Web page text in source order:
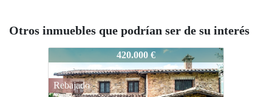
Otros inmuebles que podrían ser de su interés
121-CCCO-1035420.000 €
Rebajado